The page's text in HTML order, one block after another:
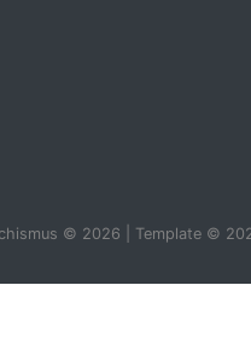
© 2026 | Template ©